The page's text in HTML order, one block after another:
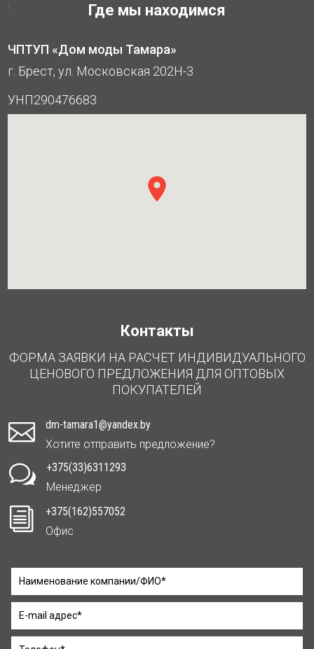
Где мы находимся
ЧПТУП «Дом моды Тамара»
г. Брест, ул. Московская 202Н-3
УНП290476683
Контакты
ФОРМА ЗАЯВКИ НА РАСЧЕТ ИНДИВИДУАЛЬНОГО
ЦЕНОВОГО ПРЕДЛОЖЕНИЯ ДЛЯ ОПТОВЫХ
ПОКУПАТЕЛЕЙ

dm-tamara1@yandex.by
Хотите отправить предложение?
w
+375(33)6311293
Менеджер
i
+375(162)557052
Офис